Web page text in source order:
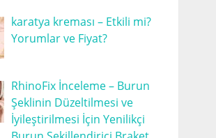
karatya kreması – Etkili mi?
Yorumlar ve Fiyat?
RhinoFix İnceleme – Burun
Şeklinin Düzeltilmesi ve
İyileştirilmesi İçin Yenilikçi